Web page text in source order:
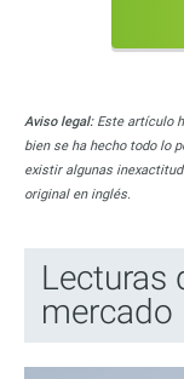
Aviso legal:Este artículo
bien se ha hecho todo lo
existir algunas
original en inglés.
Lecturas
mercado